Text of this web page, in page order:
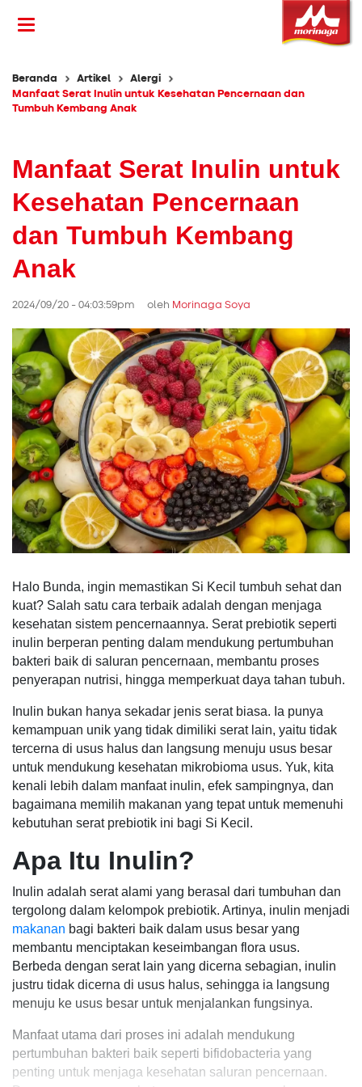
Beranda Artikel
Alergi
Manfaat Serat Inulin untuk Kesehatan Pencernaan dan
Tumbuh Kembang Anak
Manfaat Serat Inulin untuk
Kesehatan Pencernaan
dan Tumbuh Kembang
Anak
2024/09/20 - 04:03:59pm oleh Morinaga Soya
Halo Bunda, ingin memastikan Si Kecil tumbuh sehat dan
kuat? Salah satu cara terbaik adalah dengan menjaga
kesehatan sistem pencernaannya. Serat prebiotik seperti
inulin berperan penting dalam mendukung pertumbuhan
bakteri baik di saluran pencernaan, membantu proses
penyerapan nutrisi, hingga memperkuat daya tahan tubuh.
Inulin bukan hanya sekadar jenis serat biasa. Ia punya
kemampuan unik yang tidak dimiliki serat lain, yaitu tidak
tercerna di usus halus dan langsung menuju usus besar
untuk mendukung kesehatan mikrobioma usus. Yuk, kita
kenali lebih dalam manfaat inulin, efek sampingnya, dan
bagaimana memilih makanan yang tepat untuk memenuhi
kebutuhan serat prebiotik ini bagi Si Kecil.
Apa Itu Inulin?
Inulin adalah serat alami yang berasal dari tumbuhan dan
tergolong dalam kelompok prebiotik. Artinya, inulin menjadi
makanan bagi bakteri baik dalam usus besar yang
membantu menciptakan keseimbangan flora usus.
Berbeda dengan serat lain yang dicerna sebagian, inulin
justru tidak dicerna di usus halus, sehingga ia langsung
menuju ke usus besar untuk menjalankan fungsinya.
Manfaat utama dari proses ini adalah mendukung
pertumbuhan bakteri baik seperti bifidobacteria yang
penting untuk menjaga kesehatan saluran pencernaan.